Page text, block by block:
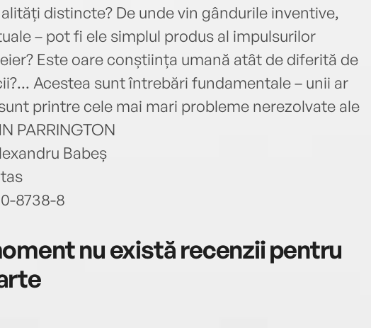
distincte? De unde vin gândurile inventive,
– pot fi ele simplul produs al impulsurilor
Este oare conștiința umană atât de diferită de
Acestea sunt întrebări fundamentale – unii ar
printre cele mai mari probleme nerezolvate ale
PARRINGTON
Babeș
8738-8
nu există recenzii pentru